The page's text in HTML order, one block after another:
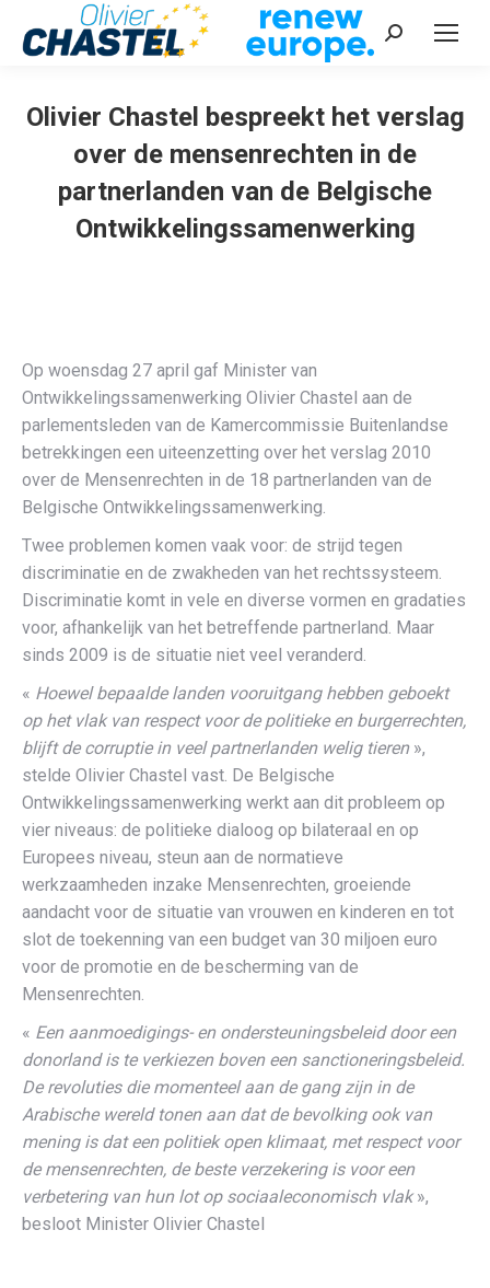
Recherche
Olivier Chastel bespreekt het verslag
over de mensenrechten in de
partnerlanden van de Belgische
Ontwikkelingssamenwerking
Op woensdag 27 april gaf Minister van
Ontwikkelingssamenwerking Olivier Chastel aan de
parlementsleden van de Kamercommissie Buitenlandse
betrekkingen een uiteenzetting over het verslag 2010
over de Mensenrechten in de 18 partnerlanden van de
Belgische Ontwikkelingssamenwerking.
Twee problemen komen vaak voor: de strijd tegen
discriminatie en de zwakheden van het rechtssysteem.
Discriminatie komt in vele en diverse vormen en gradaties
voor, afhankelijk van het betreffende partnerland. Maar
sinds 2009 is de situatie niet veel veranderd.
« Hoewel bepaalde landen vooruitgang hebben geboekt
op het vlak van respect voor de politieke en burgerrechten,
blijft de corruptie in veel partnerlanden welig tieren»,
stelde Olivier Chastel vast. De Belgische
Ontwikkelingssamenwerking werkt aan dit probleem op
vier niveaus: de politieke dialoog op bilateraal en op
Europees niveau, steun aan de normatieve
werkzaamheden inzake Mensenrechten, groeiende
aandacht voor de situatie van vrouwen en kinderen en tot
slot de toekenning van een budget van 30 miljoen euro
voor de promotie en de bescherming van de
Mensenrechten.
« Een aanmoedigings- en ondersteuningsbeleid door een
donorland is te verkiezen boven een sanctioneringsbeleid.
De revoluties die momenteel aan de gang zijn in de
Arabische wereld tonen aan dat de bevolking ook van
mening is dat een politiek open klimaat, met respect voor
de mensenrechten, de beste verzekering is voor een
verbetering van hun lot op sociaaleconomisch vlak»,
besloot Minister Olivier Chastel